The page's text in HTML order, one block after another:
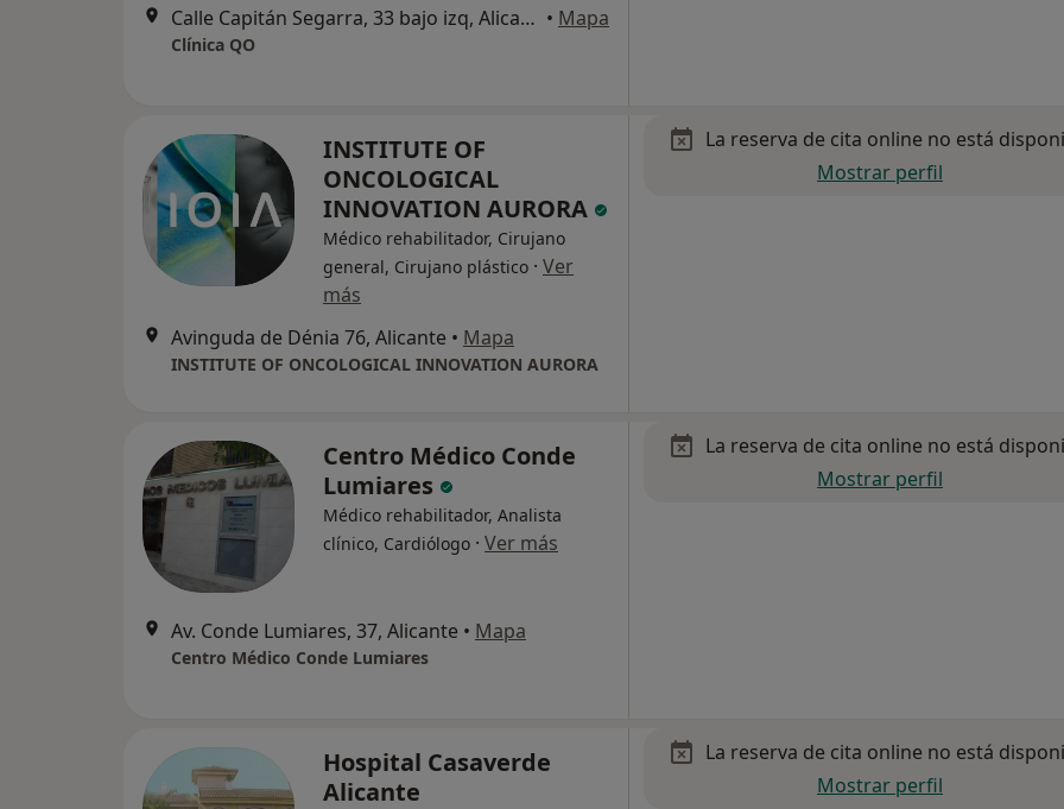
Calle Capitán Segarra, 33 bajo izq, Alicante • Mapa
Clínica QO
INSTITUTE OF
ONCOLOGICAL
INNOVATION AURORA
Médico rehabilitador, Cirujano
general, Cirujano plástico · Ver
más
Avinguda de Dénia 76, Alicante • Mapa
INSTITUTE OF ONCOLOGICAL INNOVATION AURORA
La reserva de cita online no está
Mostrar perfil
Centro Médico Conde
Lumiares
Médico rehabilitador, Analista
clínico, Cardiólogo · Ver más
Av. Conde Lumiares, 37, Alicante • Mapa
Centro Médico Conde Lumiares
La reserva de cita online no está
Mostrar perfil
Hospital Casaverde
Alicante
La reserva de cita online no está
Mostrar perfil